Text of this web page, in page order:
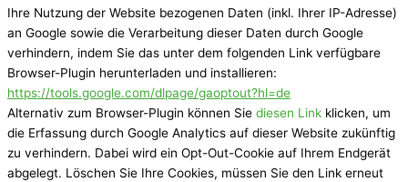
Ihre Nutzung der Website bezogenen Daten (inkl. Ihrer IP-Adresse)
an Google sowie die Verarbeitung dieser Daten durch Google
verhindern, indem Sie das unter dem folgenden Link verfügbare
Browser-Plugin herunterladen und installieren:
https://tools.google.com/dlpage/gaoptout?hl=de
Alternativ zum Browser-Plugin können Sie diesen Link klicken, um
die Erfassung durch Google Analytics auf dieser Website zukünftig
zu verhindern. Dabei wird ein Opt-Out-Cookie auf Ihrem Endgerät
abgelegt. Löschen Sie Ihre Cookies, müssen Sie den Link erneut